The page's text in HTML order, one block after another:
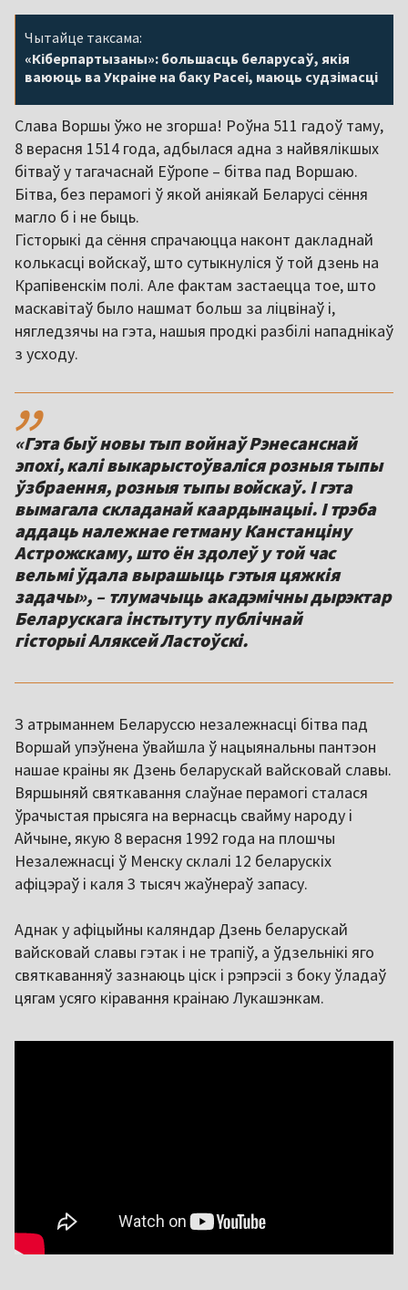
Чытайце таксама:
«Кіберпартызаны»: большасць беларусаў, якія
ваююць ва Украіне на баку Расеі, маюць судзімасці
Слава Воршы ўжо не згорша! Роўна 511 гадоў таму,
8 верасня 1514 года, адбылася адна з найвялікшых
бітваў у тагачаснай Еўропе – бітва пад Воршаю.
Бітва, без перамогі ў якой аніякай Беларусі сёння
магло б і не быць.
Гісторыкі да сёння спрачаюцца наконт дакладнай
колькасці войскаў, што сутыкнуліся ў той дзень на
Крапівенскім полі. Але фактам застаецца тое, што
маскавітаў было нашмат больш за ліцвінаў і,
нягледзячы на гэта, нашыя продкі разбілі нападнікаў
з усходу.
,,
«Гэта быў новы тып войнаў Рэнесанснай
эпохі, калі выкарыстоўваліся розныя тыпы
ўзбраення, розныя тыпы войскаў. І гэта
вымагала складанай каардынацыі. І трэба
аддаць належнае гетману Канстанціну
Астрожскаму, што ён здолеў у той час
вельмі ўдала вырашыць гэтыя цяжкія
задачы», – тлумачыць акадэмічны дырэктар
Беларускага інстытуту публічнай
гісторыі Аляксей Ластоўскі.
З атрыманнем Беларуссю незалежнасці бітва пад
Воршай упэўнена ўвайшла ў нацыянальны пантэон
нашае краіны як Дзень беларускай вайсковай славы.
Вяршыняй святкавання слаўнае перамогі сталася
ўрачыстая прысяга на вернасць свайму народу і
Айчыне, якую 8 верасня 1992 года на плошчы
Незалежнасці ў Менску склалі 12 беларускіх
афіцэраў і каля 3 тысяч жаўнераў запасу.
Аднак у афіцыйны каляндар Дзень беларускай
вайсковай славы гэтак і не трапіў, а ўдзельнікі яго
святкаванняў зазнаюць ціск і рэпрэсіі з боку ўладаў
цягам усяго кіравання краінаю Лукашэнкам.